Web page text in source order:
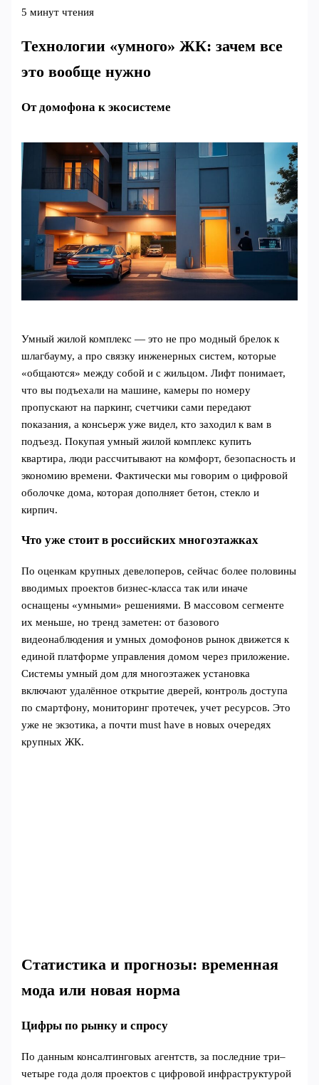
5 минут чтения
Технологии «умного» ЖК: зачем все
это вообще нужно
От домофона к экосистеме
Умный жилой комплекс — это не про модный брелок к
шлагбауму, а про связку инженерных систем, которые
«общаются» между собой и с жильцом. Лифт понимает,
что вы подъехали на машине, камеры по номеру
пропускают на паркинг, счетчики сами передают
показания, а консьерж уже видел, кто заходил к вам в
подъезд. Покупая умный жилой комплекс купить
квартира, люди рассчитывают на комфорт, безопасность и
экономию времени. Фактически мы говорим о цифровой
оболочке дома, которая дополняет бетон, стекло и
кирпич.
Что уже стоит в российских многоэтажках
По оценкам крупных девелоперов, сейчас более половины
вводимых проектов бизнес-класса так или иначе
оснащены «умными» решениями. В массовом сегменте
их меньше, но тренд заметен: от базового
видеонаблюдения и умных домофонов рынок движется к
единой платформе управления домом через приложение.
Системы умный дом для многоэтажек установка
включают удалённое открытие дверей, контроль доступа
по смартфону, мониторинг протечек, учет ресурсов. Это
уже не экзотика, а почти must have в новых очередях
крупных ЖК.
Статистика и прогнозы: временная
мода или новая норма
Цифры по рынку и спросу
По данным консалтинговых агентств, за последние три–
четыре года доля проектов с цифровой инфраструктурой